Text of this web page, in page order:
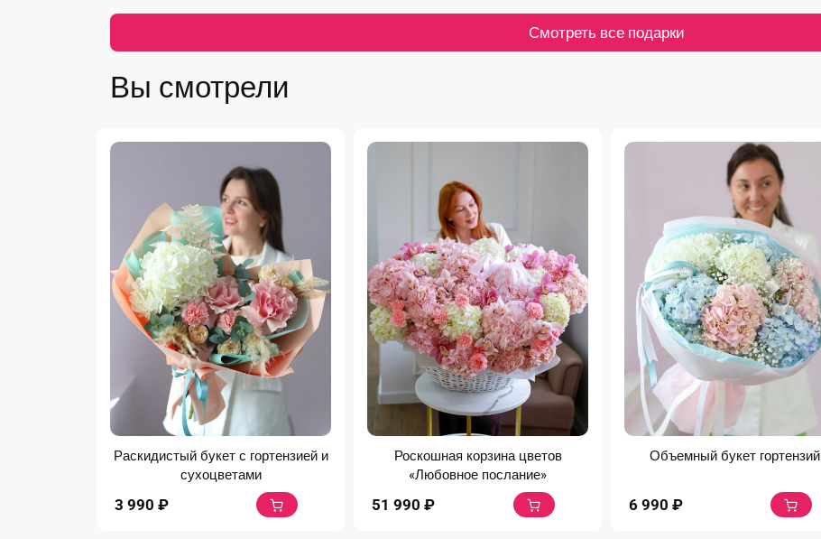
Смотреть все подарки
Вы смотрели
Раскидистый букет с гортензией и
сухоцветами
3 990 ₽
Роскошная корзина цветов
«Любовное послание»
51 990 ₽
Объемный букет гортензий
6 990 ₽